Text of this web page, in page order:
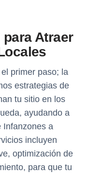
Atraer
primer paso; la
estrategias de
tu sitio en los
ayudando a
Infanzones a
incluyen
optimización de
para que tu